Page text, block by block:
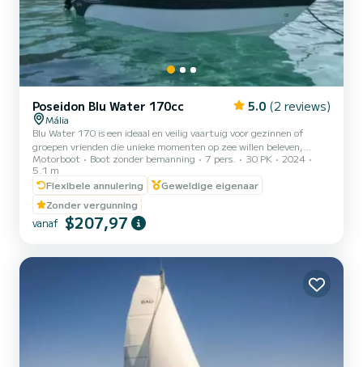
Poseidon Blu Water 170cc 5.0 (2 reviews)
Mália
Blu Water 170 is een ideaal en veilig vaartuig voor gezinnen of
groepen vrienden die unieke momenten op zee willen beleven,
zonder de noodzaak van een vergunning. Met zijn stabiele
rompontwerp en hoge boorden, zorgt het voor gemoedsrust en
veiligheid terwijl je over het water vaart. Met een lengte van 5,10
meter biedt het ruime en comfortabele interieur, compleet met
luxe kussens, een gezellig toevluchtsoord voor maximaal 7
personen. Geniet van je favoriete deuntjes met het ingebouwde
Motorboot Boot zonder bemanning 7 pers. 30 PK
2024
5.1 m
Flexibele annulering
Geweldige eigenaar
Zonder vergunning
vanaf $207,97